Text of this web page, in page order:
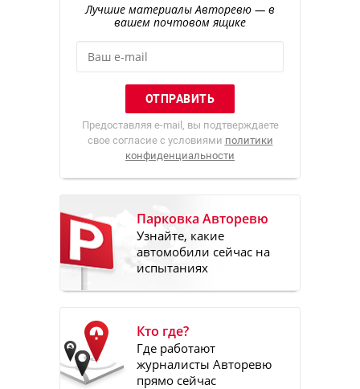
Лучшие материалы Авторевю — в
вашем почтовом ящике
Предоставляя e-mail, вы подтверждаете
свое согласие с условиями политики
конфиденциальности
Парковка Авторевю
Узнайте, какие
автомобили сейчас на
испытаниях
Кто где?
Где работают
журналисты Авторевю
прямо сейчас